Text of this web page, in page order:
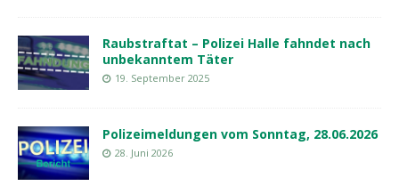
Raubstraftat – Polizei Halle fahndet nach
unbekanntem Täter
19. September 2025
Polizeimeldungen vom Sonntag, 28.06.2026
28. Juni 2026